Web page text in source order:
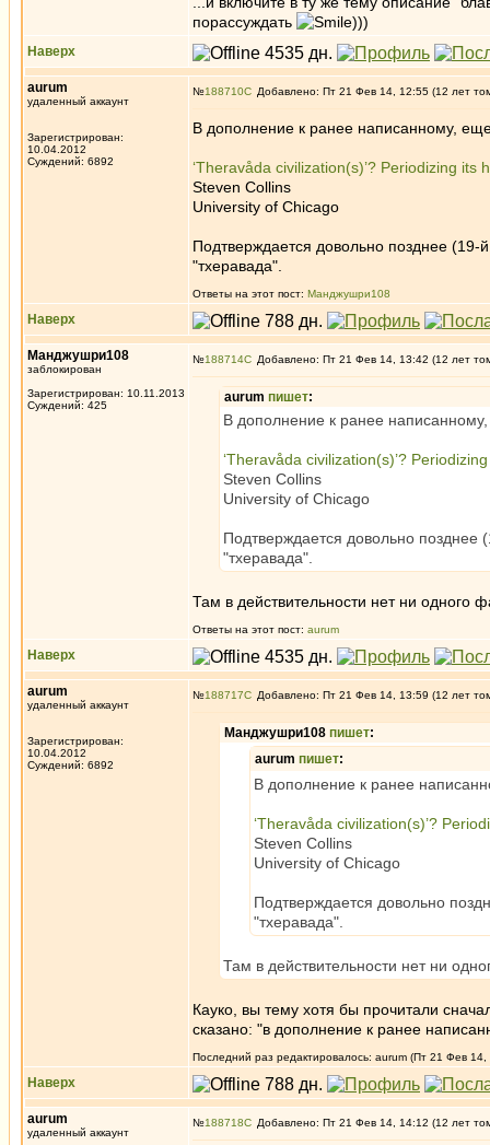
порассуждать
)))
Наверх
aurum
удаленный аккаунт
Зарегистрирован:
10.04.2012
Суждений: 6892
№188710 Добавлено: Пт 21 Фев 14, 12:55 (12 лет
В дополнение к ранее написанному,
‘Theravåda civilization(s)’? Periodizing its
Steven Collins
University of Chicago
Подтверждается довольно позднее
"тхеравада".
Ответы на этот пост: Манджушри108
Наверх
Манджушри108
заблокирован
Зарегистрирован: 10.11.2013
Суждений: 425
№188714 Добавлено: Пт 21 Фев 14, 13:42 (12 лет
aurum пишет:
В дополнение к ранее
‘Theravåda civilization(s)’?
Steven Collins
University of Chicago
Подтверждается довольно позднее
"тхеравада".
Там в действительности нет ни одного
Ответы на этот пост: aurum
Наверх
aurum
удаленный аккаунт
Зарегистрирован:
10.04.2012
Суждений: 6892
№188717 Добавлено: Пт 21 Фев 14, 13:59 (12 лет
Манджушри108 пишет:
aurum пишет:
В дополнение к ранее
‘Theravåda civilization(s)’?
Steven Collins
University of Chicago
Подтверждается довольно
"тхеравада".
Там в действительности нет ни
Кауко, вы тему хотя бы прочитали
сказано: "в дополнение к ранее
Последний раз редактировалось: aurum (Пт 21 Фев 14,
Наверх
aurum
удаленный аккаунт
№188718 Добавлено: Пт 21 Фев 14, 14:12 (12 лет